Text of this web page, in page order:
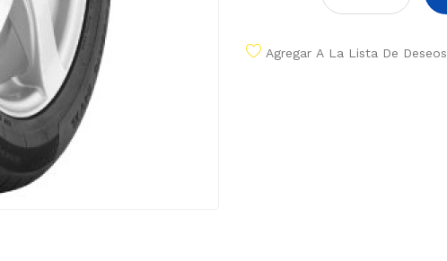
Agregar A La Lista De Deseos